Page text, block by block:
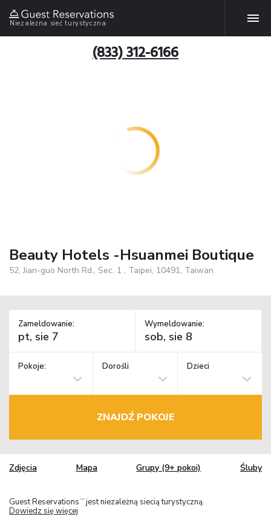
Niezależna sieć turystyczna
(833) 312-6166
Beauty Hotels -Hsuanmei Boutique
52, Jian-guo North Rd., Sec. 1 , Taipei, 10491, Taiwan
Zameldowanie: Wymeldowanie:
Pokoje: Dorośli Dzieci
ZNAJDŹ POKOJE
Zdjęcia Mapa Grupy (9+ pokoi) Śluby
Guest Reservations TM jest niezależną siecią turystyczną.
Dowiedz się więcej